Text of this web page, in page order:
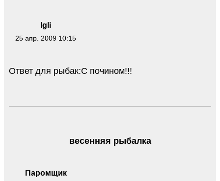
Igli
25 апр. 2009 10:15
Ответ для рыбак:С почином!!!
Паромщик
весенняя рыбалка